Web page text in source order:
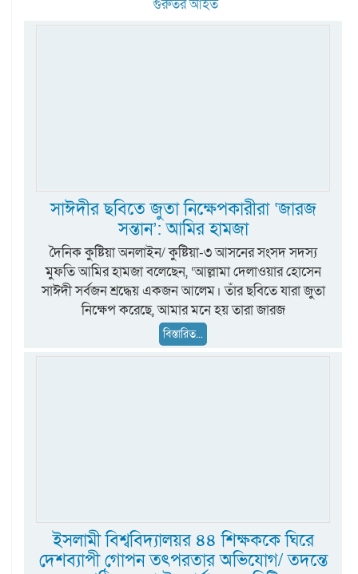
গুরুতর আহত
সাঈদীর ছবিতে জুতা নিক্ষেপকারীরা ‘জারজ
সন্তান’: আমির হামজা
দৈনিক কুষ্টিয়া অনলাইন/ কুষ্টিয়া-৩ আসনের সংসদ সদস্য
মুফতি আমির হামজা বলেছেন, ‘আল্লামা দেলাওয়ার হোসেন
সাঈদী সর্বজন শ্রদ্ধেয় একজন আলেম। তাঁর ছবিতে যারা জুতা
নিক্ষেপ করেছে, আমার মনে হয় তারা জারজ
বিস্তারিত...
ইসলামী বিশ্ববিদ্যালয়র ৪৪ শিক্ষককে ঘিরে
দেশব্যাপী গোপন তৎপরতার অভিযোগ/ তদন্তে